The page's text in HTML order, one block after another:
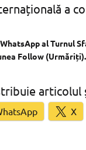
a
al Turnul
Follow (Urmăriți).
X